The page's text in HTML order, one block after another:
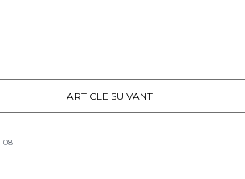
ARTICLE SUIVANT
08